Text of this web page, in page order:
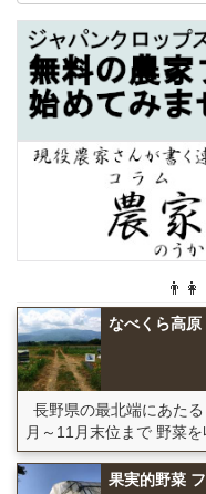
なべくら高
長野県の最北端にあた
月～11月末位まで 野菜を
果実的野菜